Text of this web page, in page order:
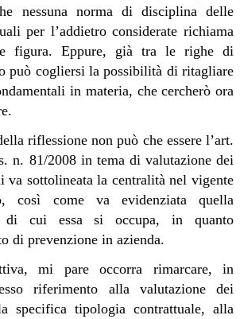
nessuna norma di disciplina delle
per l’addietro considerate richiama
figura. Eppure, già tra le righe di
può cogliersi la possibilità di ritagliare
in materia, che cercherò ora
riflessione non può che essere l’art.
n. 81/2008 in tema di valutazione dei
va sottolineata la centralità nel vigente
così come va evidenziata quella
di cui essa si occupa, in quanto
di prevenzione in azienda.
mi pare occorra rimarcare, in
riferimento alla valutazione dei
specifica tipologia contrattuale, alla